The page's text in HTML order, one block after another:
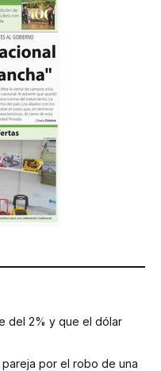
del 2% y que el dólar
por el robo de una